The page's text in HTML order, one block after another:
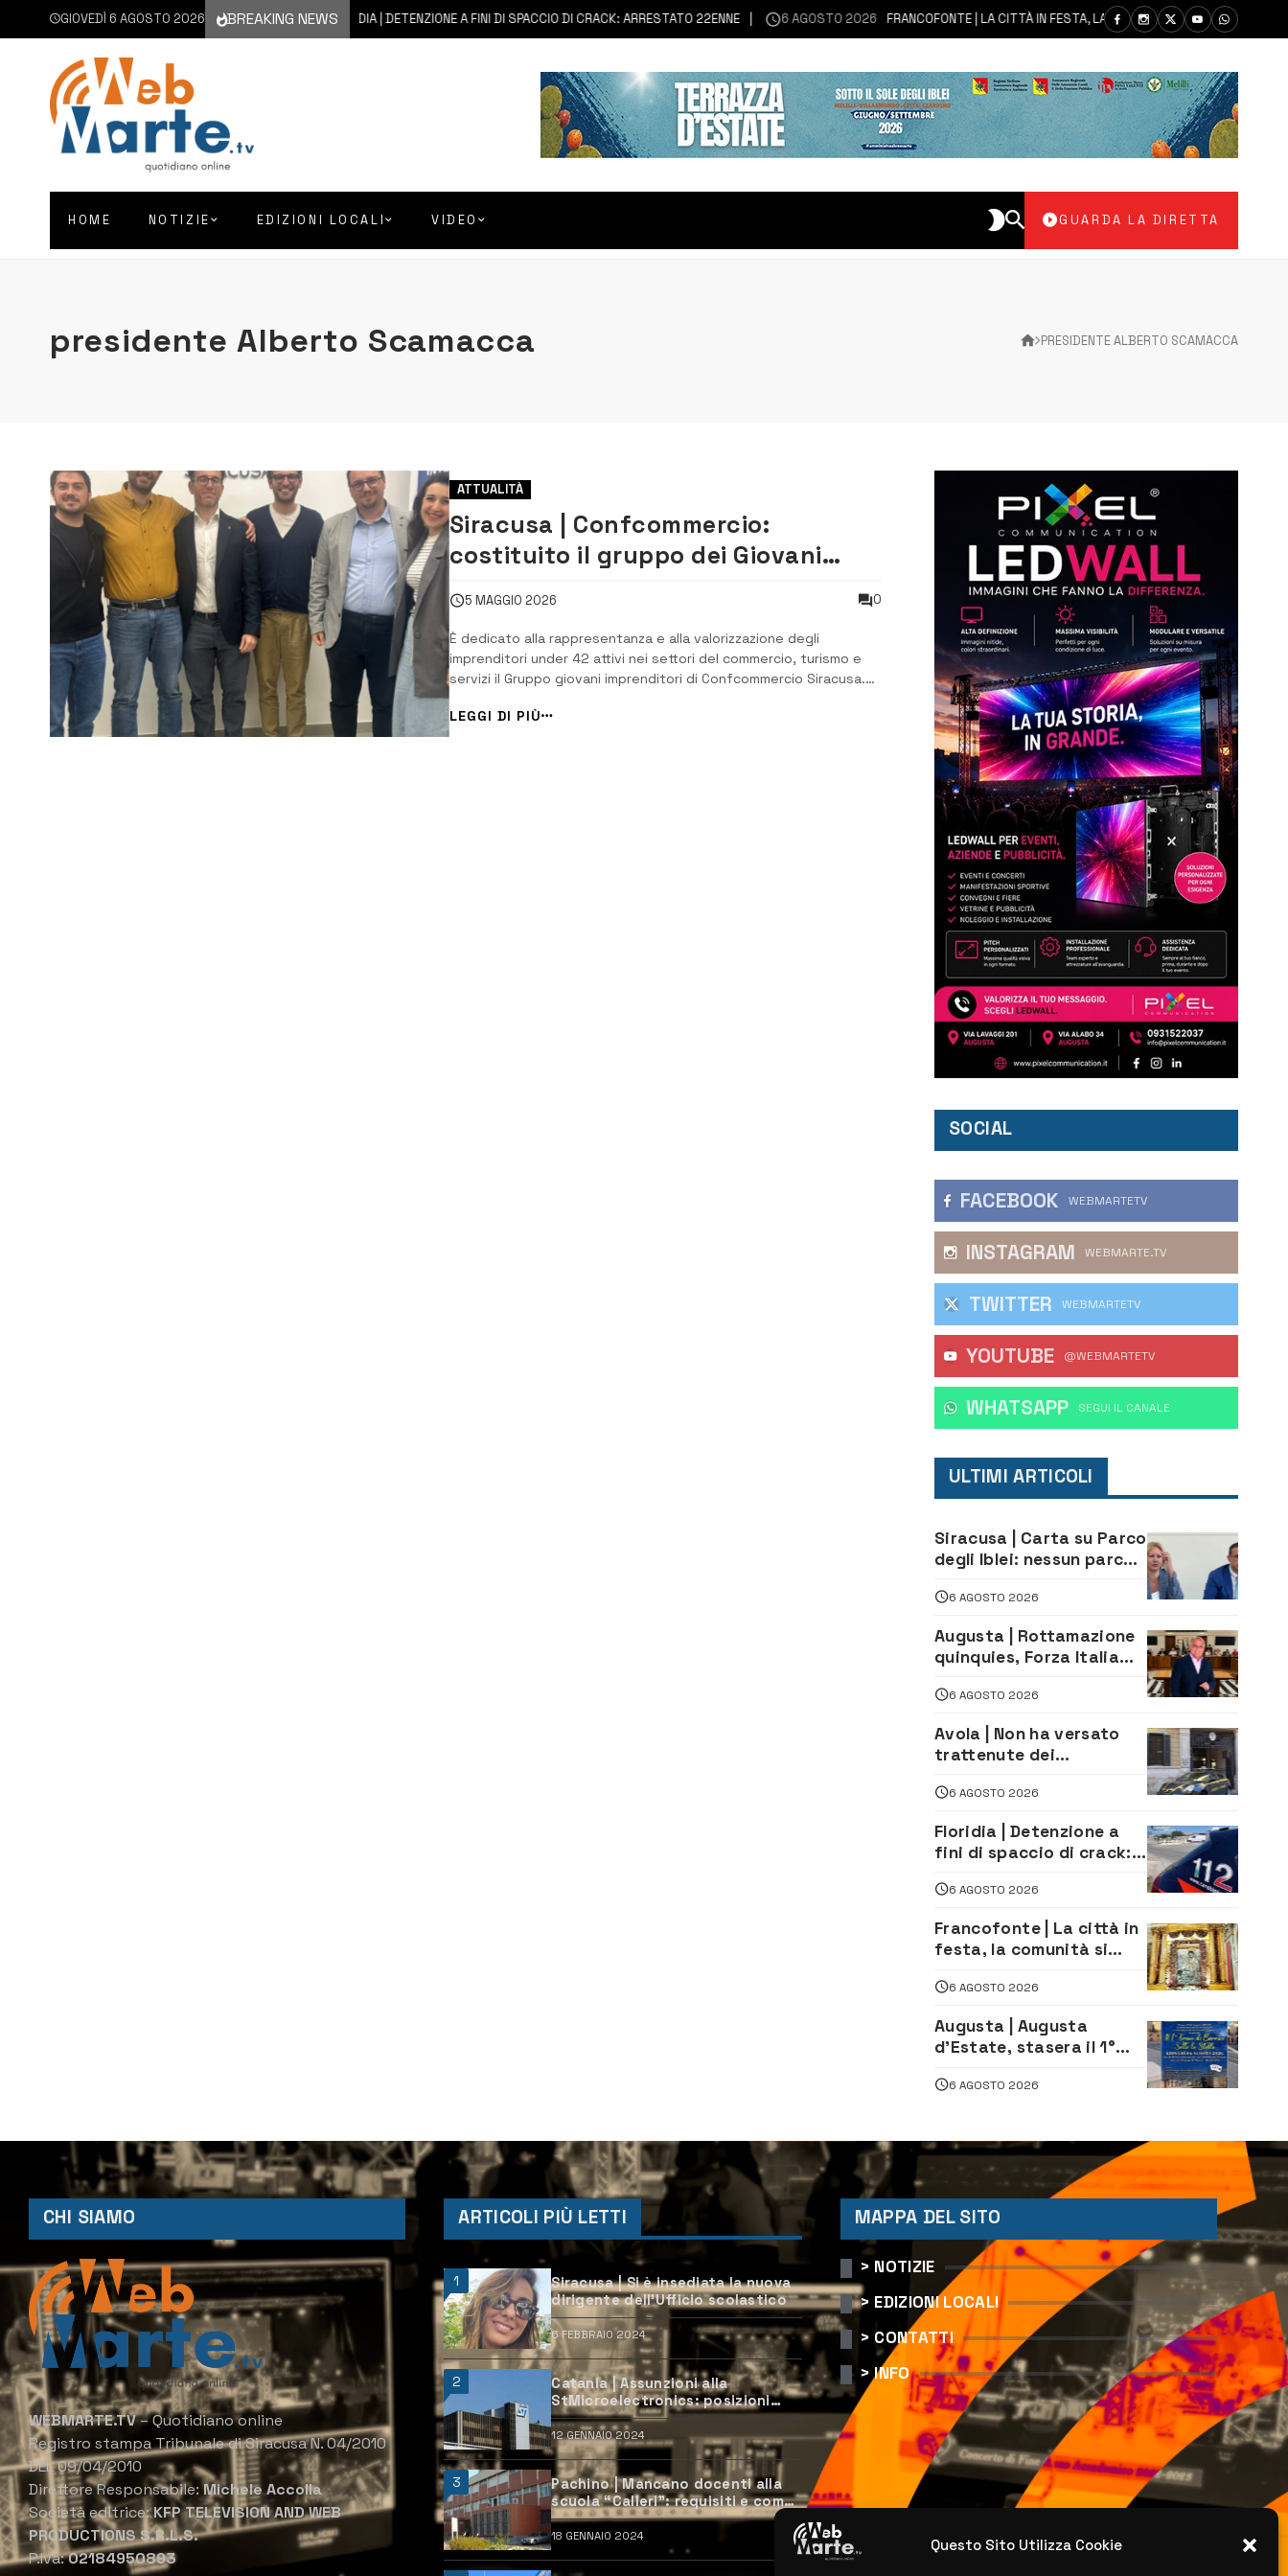
Questo Sito Utilizza Cookie
GIOVEDÌ 6 AGOSTO 2026 BREAKING NEWS
6 AGOSTO 2026 FLORIDIA | DETENZIONE A FINI DI SPACCIO DI CRACK: ARRESTATO 22ENNE 6 AGOSTO 2026 FRANCOFONTE | LA CITTÀ IN FESTA, LA COMUNITÀ SI AFFIDA ALLA
HOME NOTIZIE EDIZIONI LOCALI VIDEO GUARDA LA DIRETTA
PRESIDENTE ALBERTO SCAMACCA
presidente Alberto Scamacca
ATTUALITÀ
Siracusa | Confcommercio:
costituito il gruppo dei Giovani
imprenditori
5 MAGGIO 2026 0
È dedicato alla rappresentanza e alla valorizzazione degli
imprenditori under 42 attivi nei settori del commercio, turismo e
servizi il Gruppo giovani imprenditori di Confcommercio Siracusa.
L’assemblea, tenutasi ieri sera, ha eletto presidente Alberto
Scamacca, titolare di un’impresa che opera nel settore del
fotovoltaico, e il consiglio dire...
LEGGI DI PIÙ
SOCIAL
FACEBOOK WEBMARTETV
INSTAGRAM WEBMARTE.TV
TWITTER WEBMARTETV
YOUTUBE @WEBMARTETV
WHATSAPP ‎SEGUI IL CANALE
ULTIMI ARTICOLI
Siracusa | Carta su Parco
degli Iblei: nessun parco
comunità e il territorio
6 AGOSTO 2026
Augusta | Rottamazione
quinquies, Forza Italia
«La proposta è nostra»
6 AGOSTO 2026
Avola | Non ha versato
trattenute dei
oltre 700 mila euro a
imprenditore della
climatizzazione
6 AGOSTO 2026
Floridia | Detenzione a
fini di spaccio di crack:
6 AGOSTO 2026
Francofonte | La città in
festa, la comunità si
della Neve tra fede e
tradizione
6 AGOSTO 2026
Augusta | Augusta
d’Estate, stasera il 1°
le Stelle: piazza
6 AGOSTO 2026
CHI SIAMO
WEBMARTE.TV– Quotidiano online
Registro stampa Tribunale di Siracusa N. 04/2010
DEL 09/04/2010
Direttore Responsabile:Michele Accolla
Società editrice:KFP TELEVISION AND WEB
PRODUCTIONS S.R.L.S.
P.Iva:02184950893
ARTICOLI PIÙ LETTI
1
Siracusa | Si è insediata la nuova
dirigente dell’Ufficio scolastico
6 FEBBRAIO 2024
2
Catania | Assunzioni alla
StMicroelectronics: posizioni
aperte e come candidarsi
12 GENNAIO 2024
3
Pachino | Mancano docenti alla
scuola “Calleri”: requisiti e come
candidarsi
18 GENNAIO 2024
MAPPA DEL SITO
> NOTIZIE
> EDIZIONI LOCALI
> CONTATTI
> INFO